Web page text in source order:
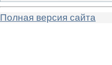
Полная версия сайта